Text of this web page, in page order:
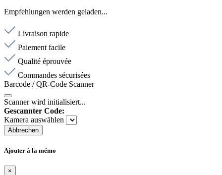
Empfehlungen werden geladen...
Livraison rapide
Paiement facile
Qualité éprouvée
Commandes sécurisées
Barcode / QR-Code Scanner
Scanner wird initialisiert...
Gescannter Code:
Kamera auswählen
Abbrechen
Ajouter à la mémo
×